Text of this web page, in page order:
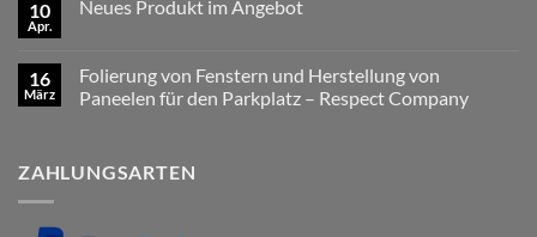
–
Fun
Color
schwarzer
Wunschtext
Neues
10
Apr.
Neues Produkt im Angebot
Neues
Produkt
im
16
März
Folierung von Fenstern und Herstellung von
Paneelen für den Parkplatz – Respect Company
Folierung
von
ZAHLUNGSARTEN